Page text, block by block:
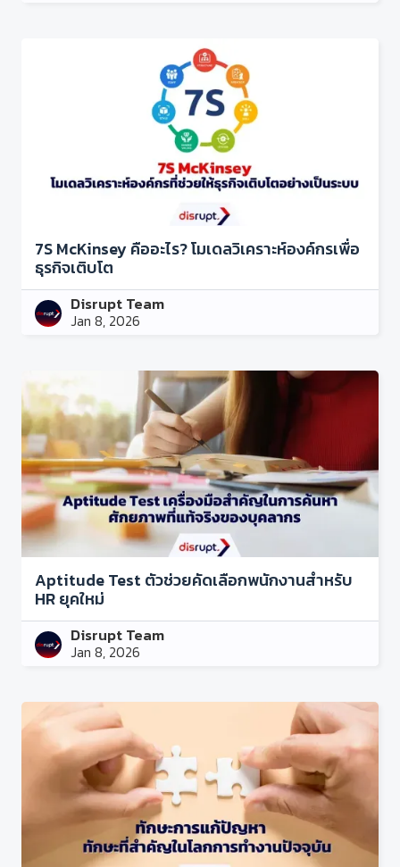
7S McKinsey คืออะไร? โมเดลวิเคราะห์องค์กรเพื่อ
ธุรกิจเติบโต
Disrupt Team
Jan 8, 2026
Aptitude Test ตัวช่วยคัดเลือกพนักงานสำหรับ
HR ยุคใหม่
Disrupt Team
Jan 8, 2026